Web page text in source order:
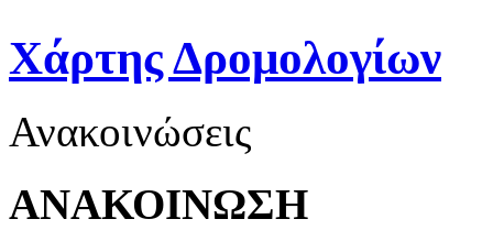
Χάρτης Δρομολογίων
Ανακοινώσεις
ΑΝΑΚΟΙΝΩΣΗ